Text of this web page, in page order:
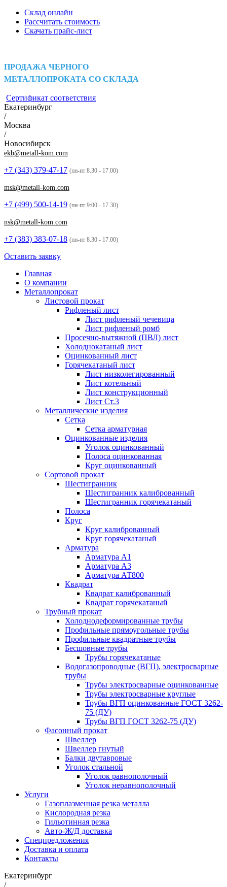
Склад онлайн
Рассчитать стоимость
Скачать прайс-лист
ПРОДАЖА ЧЕРНОГО
МЕТАЛЛОПРОКАТА СО СКЛАДА
Сертификат соответствия
Екатеринбург
/
Москва
/
Новосибирск
ekb@metall-kom.com
+7 (343) 379-47-17 (пн-пт 8.30 - 17.00)
msk@metall-kom.com
+7 (499) 500-14-19 (пн-пт 9:00 - 17.30)
nsk@metall-kom.com
+7 (383) 383-07-18 (пн-пт 8.30 - 17.00)
Оставить заявку
Главная
О компании
Металлопрокат
Листовой прокат
Рифленый лист
Лист рифленый чечевица
Лист рифленый ромб
Просечно-вытяжной (ПВЛ) лист
Холоднокатаный лист
Оцинкованный лист
Горячекатаный лист
Лист низколегированный
Лист котельный
Лист конструкционный
Лист Ст.3
Металлические изделия
Сетка
Сетка арматурная
Оцинкованные изделия
Уголок оцинкованный
Полоса оцинкованная
Круг оцинкованный
Сортовой прокат
Шестигранник
Шестигранник калиброванный
Шестигранник горячекатаный
Полоса
Круг
Круг калиброванный
Круг горячекатаный
Арматура
Арматура А1
Арматура А3
Арматура АТ800
Квадрат
Квадрат калиброванный
Квадрат горячекатаный
Трубный прокат
Холоднодеформированные трубы
Профильные прямоугольные трубы
Профильные квадратные трубы
Бесшовные трубы
Трубы горячекатаные
Водогазопроводные (ВГП), электросварные
трубы
Трубы электросварные оцинкованные
Трубы электросварные круглые
Трубы ВГП оцинкованные ГОСТ 3262-
75 (ДУ)
Трубы ВГП ГОСТ 3262-75 (ДУ)
Фасонный прокат
Швеллер
Швеллер гнутый
Балки двутавровые
Уголок стальной
Уголок равнополочный
Уголок неравнополочный
Услуги
Газоплазменная резка металла
Кислородная резка
Гильотинная резка
Авто-Ж/Д доставка
Спецпредложения
Доставка и оплата
Контакты
Екатеринбург
/